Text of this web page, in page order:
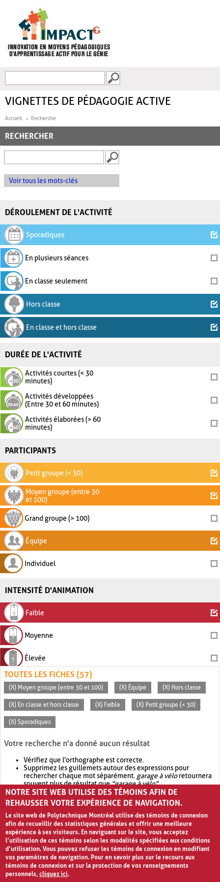
FORMULAIRE DE
VIGNETTES DE PÉDAGOGIE ACTIVE
Accueil Recherche
RECHERCHER
Voir tous les mots-clés
DÉROULEMENT DE L'ACTIVITÉ
Sporadiques
En plusieurs séances
En classe seulement
Hors classe
En classe et hors classe
DURÉE DE L'ACTIVITÉ
Activités courtes (< 30
minutes)
Activités développées
(Entre 30 et 60 minutes)
Activités élaborées (> 60
minutes)
PARTICIPANTS
Petit groupe (< 30)
Moyen groupe (entre 30
et 100)
Grand groupe (> 100)
Équipe
Individuel
INTENSITÉ D'ANIMATION
Faible
Moyenne
Élevée
TOUTES LES FICHES (57)
(X) Moyen groupe (entre 30 et 100) (X) Équipe (X) Hors classe
(X) En classe et hors classe (X) Faible (X) Petit groupe (< 30)
(X) Sporadiques
Votre recherche n'a donné aucun résultat
Vérifiez que l'orthographe est correcte.
Supprimez les guillemets autour des expressions pour
rechercher chaque mot séparément. garage à véloretournera
souvent plus de résultat que"garage à vélo".
Envisagez d'élargir votre recherche avec OR.garage OR vélo
retournera souvent plus de résultat quegarage à vélo
NOTRE SITE WEB UTILISE DES TÉMOINS AFIN DE
REHAUSSER VOTRE EXPÉRIENCE DE NAVIGATION.
Le site web de Polytechnique Montréal utilise des témoins de connexion
afin de recueillir des statistiques générales et offrir une meilleure
expérience à ses visiteurs. En naviguant sur le site, vous acceptez
l’utilisation de ces témoins selon les modalités spécifiées aux conditions
d’utilisation. Vous pouvez refuser les témoins de connexion en modifiant
vos paramètres de navigation. Pour en savoir plus sur le recours aux
témoins de connexion et sur la protection de vos renseignements
personnels,cliquez ici.